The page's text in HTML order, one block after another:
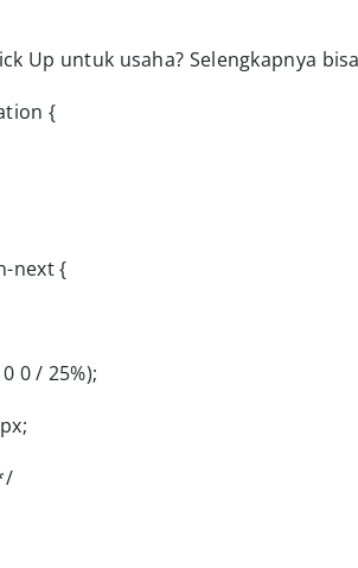
Up untuk usaha? Selengkapnya
{
next {
0 / 25%);